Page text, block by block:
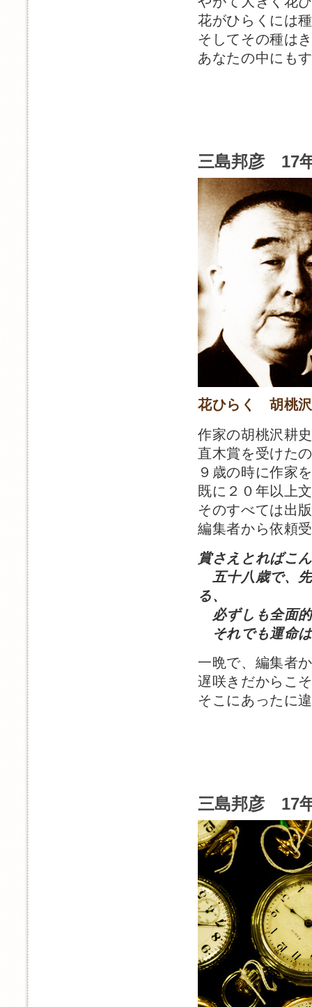
花がひらくには
そしてその種は
あなたの中にも
三島邦彦 17
花ひらく 胡桃沢
作家の胡桃沢耕
直木賞を受けた
９歳の時に作家
既に２０年以上
そのすべては出
編集者から依頼
賞さえとればこ
五十八歳で、
る、
必ずしも全面
それでも運命
一晩で、編集者
遅咲きだからこ
そこにあったに
三島邦彦 17